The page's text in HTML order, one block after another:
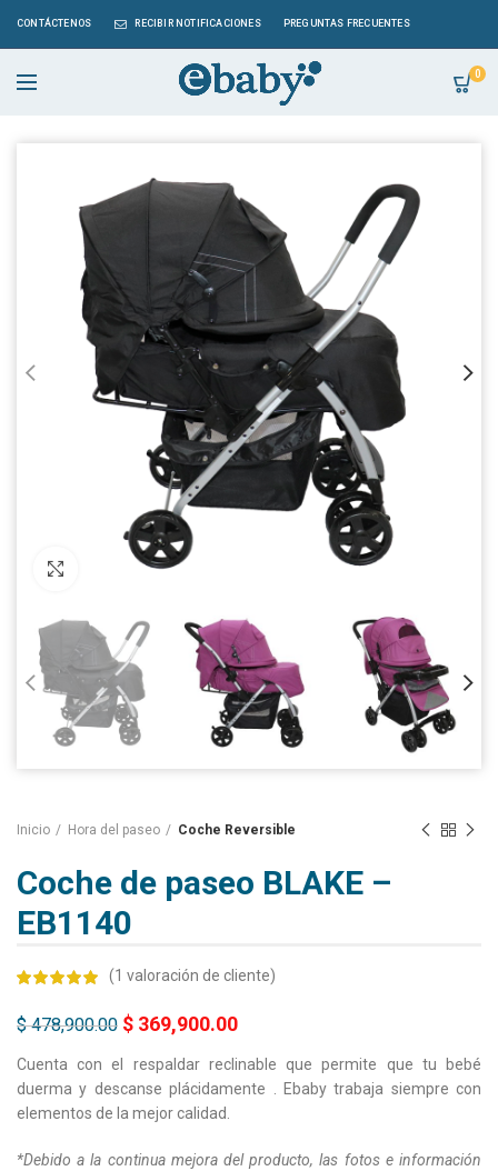
CONTÁCTENOS RECIBIR NOTIFICACIONES PREGUNTAS FRECUENTES
0
Click to enlarge
Inicio Hora del paseo Coche Reversible
Coche de paseo BLAKE –
EB1140
(1 valoración de cliente)
$478,900.00 $ 369,900.00
Cuenta con el respaldar reclinable que permite que tu bebé
duerma y descanse plácidamente . Ebaby trabaja siempre con
elementos de la mejor calidad.
*Debido a la continua mejora del producto, las fotos e información